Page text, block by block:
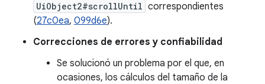
UiObject2#scrollUntil correspondientes
(27c0ea, 099d6e).
Correcciones de errores y confiabilidad
Se solucionó un problema por el que, en
ocasiones, los cálculos del tamaño de la